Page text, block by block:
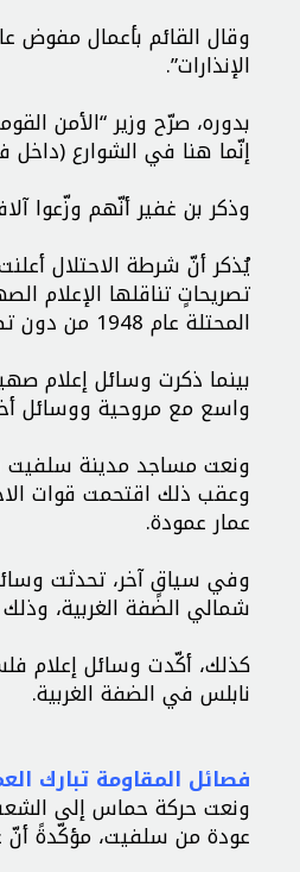
وقال القائم بأعمال مفوض
الإنذارات”.
بدوره، صرّح وزير “الأمن
إنّما هنا في الشوارع (داخل
وذكر بن غفير أنّهم وزّعوا
يُذكر أنّ شرطة الاحتلال
تصريحاتٍ تناقلها الإعلام
المحتلة عام 1948 من دون تصريح.
بينما ذكرت وسائل إعلام
واسع مع مروحية ووسائل
ونعت مساجد مدينة سلفيت
وعقب ذلك اقتحمت قوات
عمار عمودة.
وفي سياقٍ آخر، تحدثت
شمالي الضفة الغربية،
كذلك، أكّدت وسائل إعلام
نابلس في الضفة الغربية.
فصائل المقاومة تبارك
ونعت حركة حماس إلى الشعب
عودة من سلفيت، مؤكّدةً أنّ